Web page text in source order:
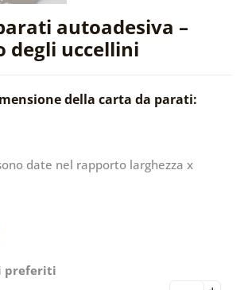
autoadesiva –
degli uccellini
della carta da parati:
date nel rapporto larghezza x
preferiti